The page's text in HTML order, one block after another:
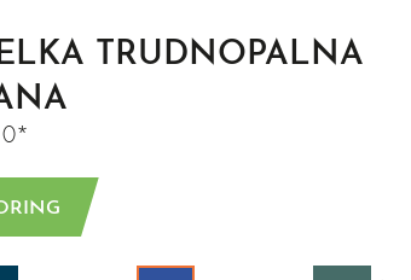
TRUDNOPALNA